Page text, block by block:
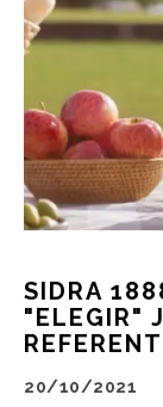
SIDRA
"ELEGIR"
20/10/2021